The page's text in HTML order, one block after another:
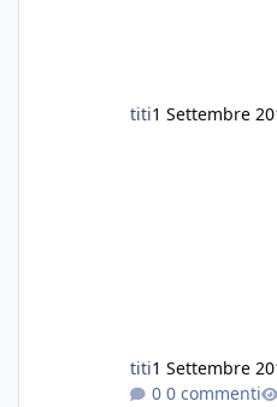
titi1 Settembre
titi1 Settembre
0 commenti